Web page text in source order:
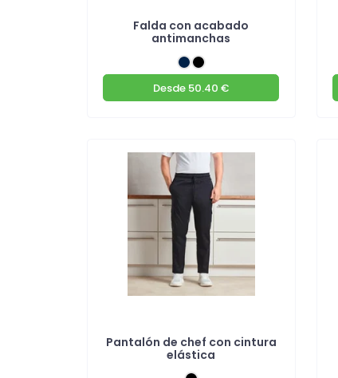
Falda con acabado
antimanchas
Desde 50.40 €
Pantalón de chef con cintura
elástica